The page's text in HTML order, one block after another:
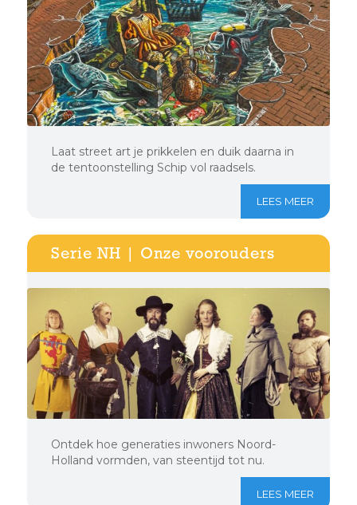
Laat street art je prikkelen en duik daarna in
de tentoonstelling Schip vol raadsels.
LEES MEER
Serie NH | Onze voorouders
Ontdek hoe generaties inwoners Noord-
Holland vormden, van steentijd tot nu.
LEES MEER